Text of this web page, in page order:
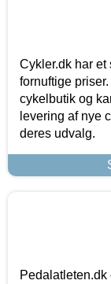
Cykler.dk har et
fornuftige
cykelbutik og
levering af nye
deres udvalg.